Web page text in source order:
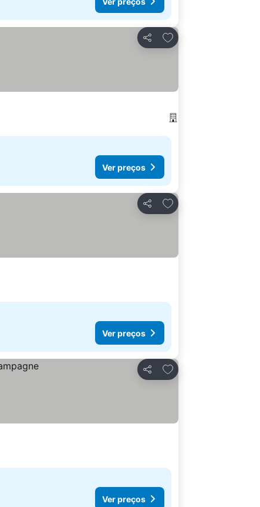
Partilhar
Adicionar aos favoritos
Ver preços
Partilhar
Adicionar aos favoritos
Ver preços
Partilhar
Adicionar aos favoritos
Ver preços